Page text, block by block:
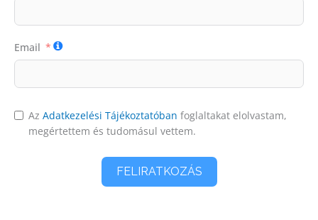
Email
Az Adatkezelési Tájékoztatóban foglaltakat elolvastam,
megértettem és tudomásul vettem.
FELIRATKOZÁS